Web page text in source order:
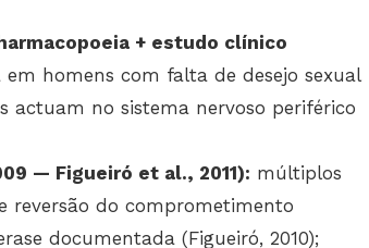
+ estudo clínico
homens com falta de desejo sexual
actuam no sistema nervoso periférico
— Figueiró et al., 2011): múltiplos
reversão do comprometimento
documentada (Figueiró, 2010);